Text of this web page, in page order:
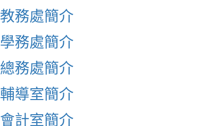
教務處簡介
學務處簡介
總務處簡介
輔導室簡介
會計室簡介